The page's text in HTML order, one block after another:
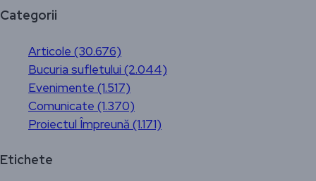
Categorii
Articole (30.676)
Bucuria sufletului (2.044)
Evenimente (1.517)
Comunicate (1.370)
Proiectul Împreună (1.171)
Etichete